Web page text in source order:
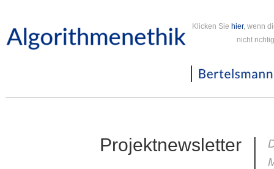
Klicken Sie hier, wenn
nicht
Projektnewsletter